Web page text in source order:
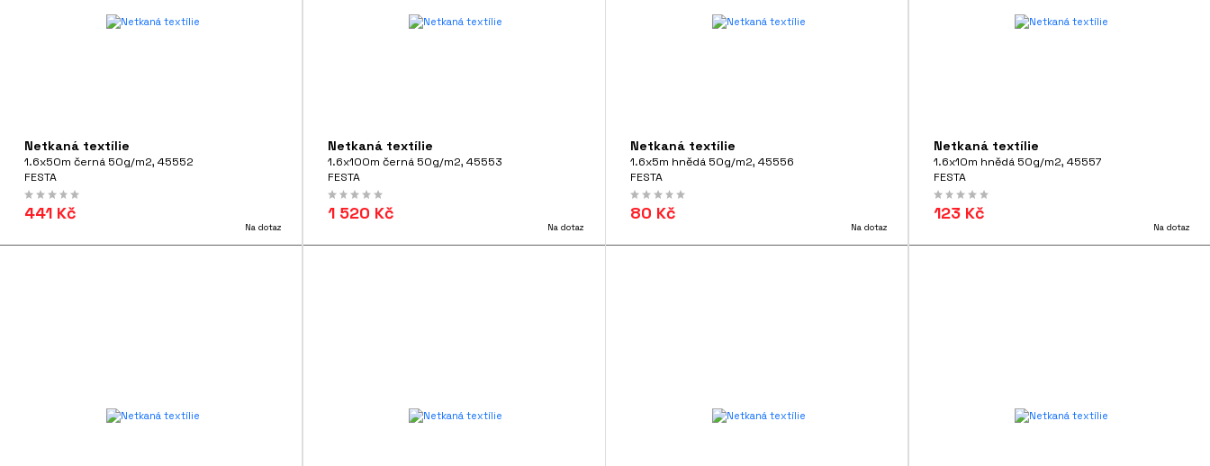
Netkaná textílie
1.6x50m černá 50g/m2, 45552
FESTA
441 Kč
Na dotaz
Netkaná textílie
1.6x100m černá 50g/m2, 45553
FESTA
1 520 Kč
Na dotaz
Netkaná textílie
1.6x5m hnědá 50g/m2, 45556
FESTA
80 Kč
Na dotaz
Netkaná textílie
1.6x10m hnědá 50g/m2, 45557
FESTA
123 Kč
Na dotaz